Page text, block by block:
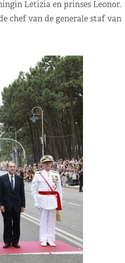
Letizia en prinses Leonor.
chef van de generale staf van